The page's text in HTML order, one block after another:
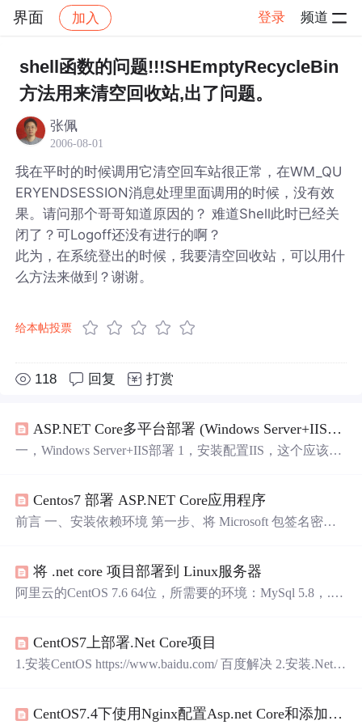
界面 加入 登录 频道
社区 界面 帖子详情
shell函数的问题!!!SHEmptyRecycleBin
方法用来清空回收站,出了问题。
张佩
2006-08-01
我在平时的时候调用它清空回车站很正常，在WM_QU
ERYENDSESSION消息处理里面调用的时候，没有效
果。请问那个哥哥知道原因的？ 难道Shell此时已经关
闭了？可Logoff还没有进行的啊？
此为，在系统登出的时候，我要清空回收站，可以用什
么方法来做到？谢谢。
给本帖投票
118 回复 打赏
ASP.NET Core多平台部署 (Windows Server+IIS与CentOS 7+Nginx)
一，Windows Server+IIS部署 1，安装配置IIS，这个应该都
理器，应用程序池——添加应用程序池，名称随意，.NET
Framework版本选择无托管代码，托管管道模式选择集成，
Centos7 部署 ASP.NET Core应用程序
前言 一、安装依赖环境 第一步、将 Microsoft 包签名密钥
二、部署ASP.NET Core应用程序 1.上传到发布好的代码 2.
运行测试发布的项目 2.1. dotnet命令加参数 2.2.设置防火墙
将 .net core 项目部署到 Linux服务器
阿里云的CentOS 7.6 64位，所需要的环境：MySql 5.8，.Ne
CentOS7上部署.Net Core项目
1.安装CentOS https://www.baidu.com/ 百度解决 2.安装.Net C
一次。 打开命令行，输出以下命令，注册Microsoft需要的
CentOS7.4下使用Nginx配置Asp.net Core和添加Https证书步骤